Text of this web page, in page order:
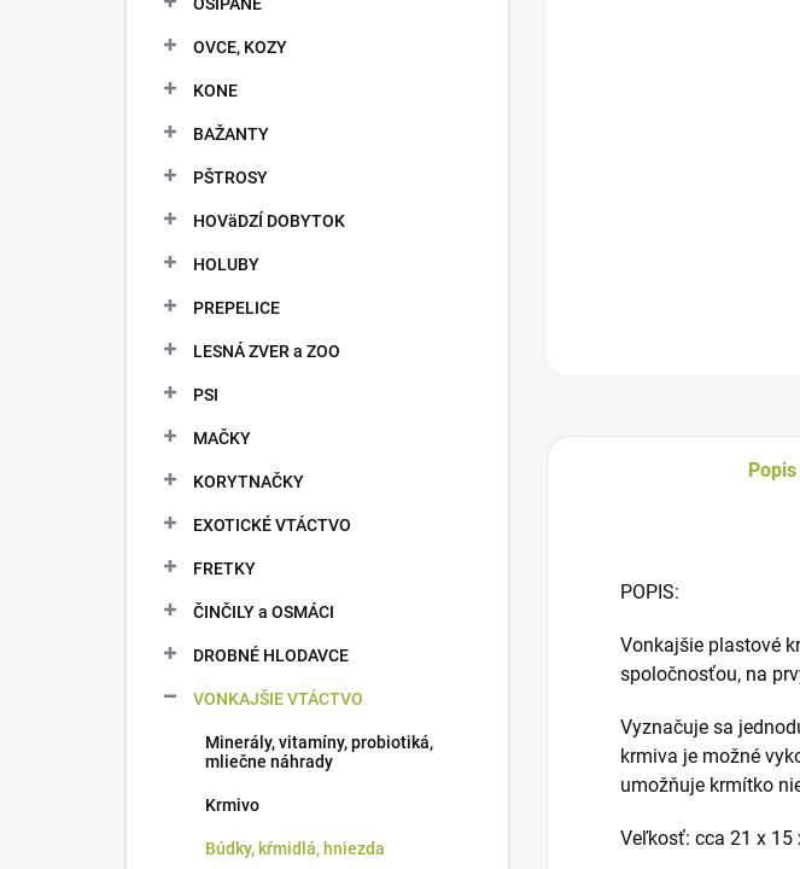
OVCE, KOZY
KONE
BAŽANTY
PŠTROSY
HOVäDZÍ DOBYTOK
HOLUBY
PREPELICE
LESNÁ ZVER a ZOO
PSI
MAČKY
KORYTNAČKY
EXOTICKÉ VTÁCTVO
FRETKY
ČINČILY a OSMÁCI
DROBNÉ HLODAVCE
VONKAJŠIE VTÁCTVO
Minerály, vitamíny, probiotiká,
mliečne náhrady
Krmivo
Búdky, kŕmidlá, hniezda
Popis
POPIS:
Vonkajšie plastové
spoločnosťou, na
Vyznačuje sa
krmiva je možné
umožňuje krmítko
Veľkosť: cca 21 x 15